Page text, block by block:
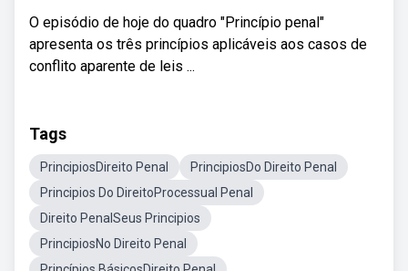
O episódio de hoje do quadro "Princípio penal"
apresenta os três princípios aplicáveis aos casos de
conflito aparente de leis ...
Tags
PrincipiosDireito Penal
PrincipiosDo Direito Penal
Principios Do DireitoProcessual Penal
Direito PenalSeus Principios
PrincipiosNo Direito Penal